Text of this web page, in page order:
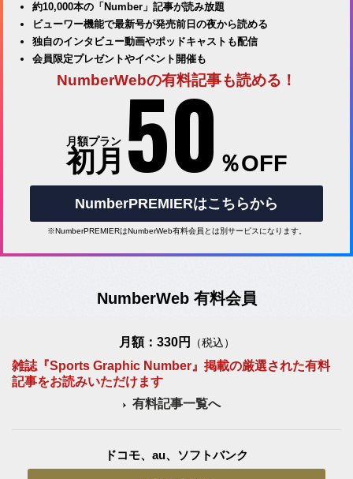
約10,000本の「Number」記事が読み放題
ビューワー機能で最新号が発売前日の夜から読める
独自のインタビュー動画やポッドキャストも配信
会員限定プレゼントやイベント開催も
NumberWebの有料記事も読める！
月額プラン
初月 50 ％OFF
NumberPREMIERはこちらから
※NumberPREMIERはNumberWeb有料会員とは別サービスになります。
NumberWeb 有料会員
月額：330円 （税込）
雑誌『Sports Graphic Number』掲載の厳選された有料
記事をお読みいただけます
有料記事一覧へ
ドコモ、au、ソフトバンク